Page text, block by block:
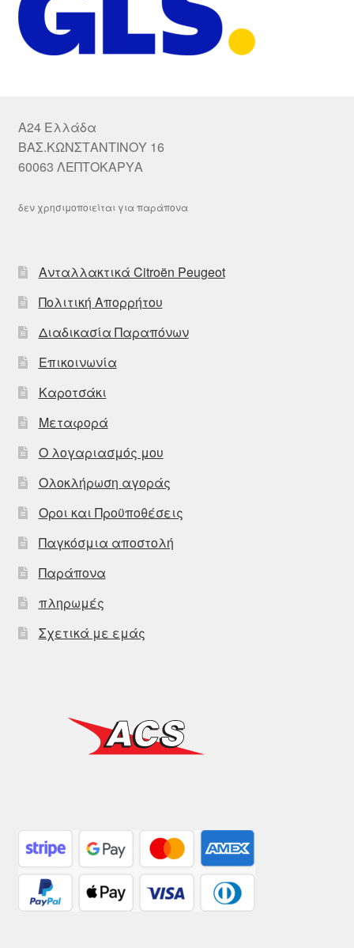
A24 Ελλάδα
ΒΑΣ.ΚΩΝΣΤΑΝΤΙΝΟΥ 16
60063 ΛΕΠΤΟΚΑΡΥΑ
δεν χρησιμοποιείται για παράπονα
Ανταλλακτικά Citroën Peugeot
Πολιτική Απορρήτου
Διαδικασία Παραπόνων
Επικοινωνία
Καροτσάκι
Μεταφορά
Ο λογαριασμός μου
Ολοκλήρωση αγοράς
Οροι και Προϋποθέσεις
Παγκόσμια αποστολή
Παράπονα
πληρωμές
Σχετικά με εμάς